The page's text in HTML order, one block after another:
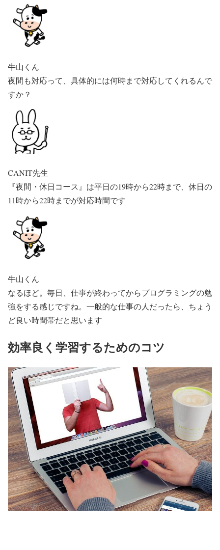
牛山くん
夜間も対応って、具体的には何時まで対応してくれるんで
すか？
CANIT先生
『夜間・休日コース』は平日の19時から22時まで、休日の
11時から22時までが対応時間です
牛山くん
なるほど。毎日、仕事が終わってからプログラミングの勉
強をする感じですね。一般的な仕事の人だったら、ちょう
ど良い時間帯だと思います
効率良く学習するためのコツ